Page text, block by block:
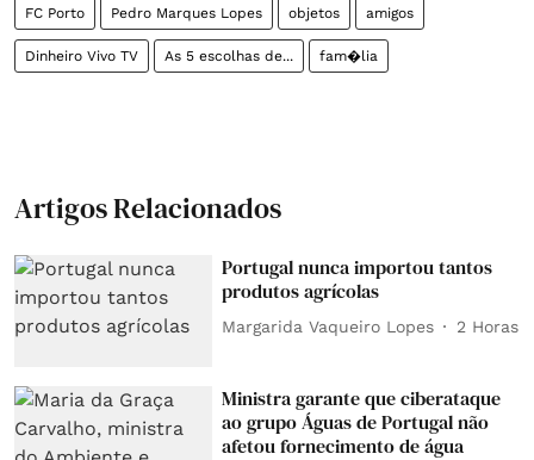
FC Porto Pedro Marques Lopes objetos amigos
Dinheiro Vivo TV As 5 escolhas de... fam�lia
Artigos Relacionados
Portugal nunca importou tantos
produtos agrícolas
Margarida Vaqueiro Lopes 2 Horas
Ministra garante que ciberataque
ao grupo Águas de Portugal não
afetou fornecimento de água